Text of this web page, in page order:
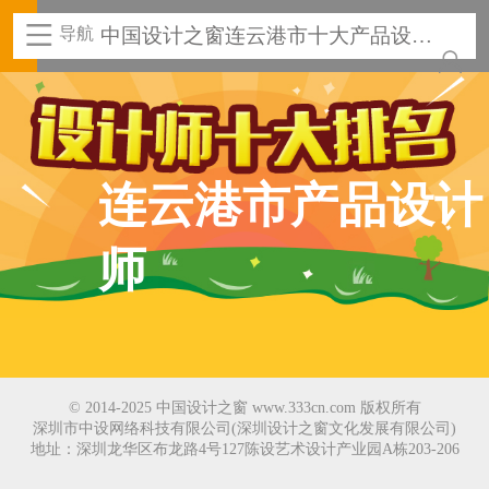
导航 中国设计之窗连云港市十大产品设计
师
连云港市产品设计
师
© 2014-2025 中国设计之窗 www.333cn.com 版权所有
深圳市中设网络科技有限公司(深圳设计之窗文化发展有限公司)
地址：深圳龙华区布龙路4号127陈设艺术设计产业园A栋203-206